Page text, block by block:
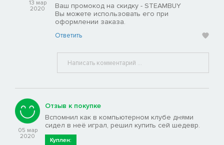
13 мар
2020
Ваш промокод на скидку - STEAMBUY
Вы можете использовать его при
оформлении заказа.
Ответить
05 мар
2020
Отзыв к покупке
Вспомнил как в компьютерном клубе днями
сидел в неё играл, решил купить сей шедевр.
Куплен: